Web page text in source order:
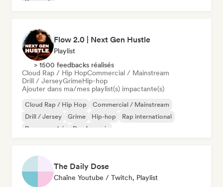
Pop rock
Flow 2.0 | Next Gen Hustle
Playlist
> 1500 feedbacks réalisés
Cloud Rap / Hip HopCommercial / Mainstream
Drill / JerseyGrimeHip-hop
Ajouter dans ma/mes playlist(s) impactante(s)
Cloud Rap / Hip Hop
Commercial / Mainstream
Drill / Jersey
Grime Hip-hop
Rap international
Rap en anglais
Rap francais
The Daily Dose
Chaîne Youtube / Twitch, Playlist